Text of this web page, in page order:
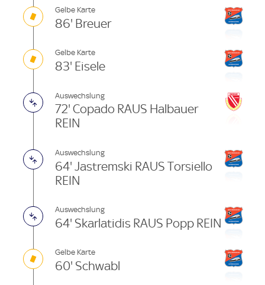
Gelbe Karte
86' Breuer
Gelbe Karte
83' Eisele
Auswechslung
72' Copado RAUS Halbauer
REIN
Auswechslung
64' Jastremski RAUS Torsiello
REIN
Auswechslung
64' Skarlatidis RAUS Popp REIN
Gelbe Karte
60' Schwabl